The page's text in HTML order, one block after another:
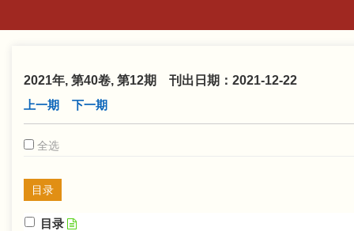
2021年, 第40卷, 第12期 刊出日期：2021-12-22
上一期
下一期
全选
目录
目录